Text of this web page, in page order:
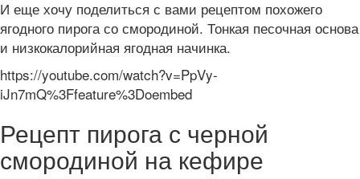
И еще хочу поделиться с вами рецептом похожего
ягодного пирога со смородиной. Тонкая песочная основа
и низкокалорийная ягодная начинка.
https://youtube.com/watch?v=PpVy-
iJn7mQ%3Ffeature%3Doembed
Рецепт пирога с черной
смородиной на кефире